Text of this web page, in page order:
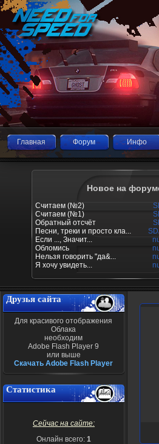
Главная Форум Инфо
Новое на
Считаем (№2)
Считаем (№1)
Обратный отсчёт
Песни, треки и просто кла...
Если ..., Значит...
Обломись
Нельзя говорить "да&...
Я хочу увидеть...
Друзья сайта
Для красивого отображения
Облака
необходим
Adobe Flash Player 9
или выше
Скачать Adobe Flash Player
Статистика
Сейчас на сайте:
Онлайн всего: 1